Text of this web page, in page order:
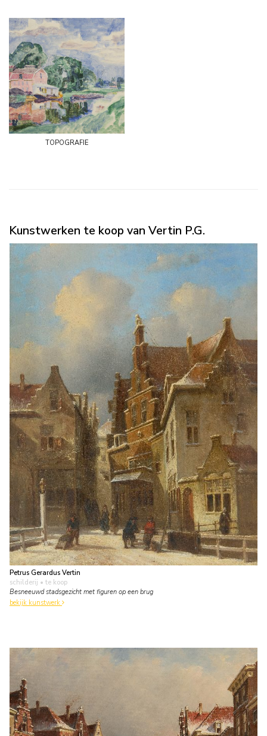
topografie
Kunstwerken te koop van Vertin P.G.
Petrus Gerardus Vertin
schilderij • te koop
Besneeuwd stadsgezicht met figuren op een brug
bekijk kunstwerk